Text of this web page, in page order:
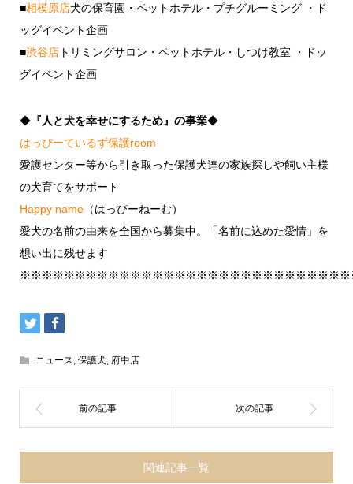
■相模原店犬の保育園・ペットホテル・プチグルーミング ・ド
ッグイベント企画
■渋谷店トリミングサロン・ペットホテル・しつけ教室 ・ドッ
グイベント企画
◆『人と犬を幸せにするため』の事業◆
はっぴーているず保護room
愛護センター等から引き取った保護犬達の家族探しや飼い主様
の犬育てをサポート
Happy name（はっぴーねーむ）
愛犬の名前の由来を全国から募集中。「名前に込めた愛情」を
想い出に残せます
ニュース 保護犬 府中店
関連記事一覧